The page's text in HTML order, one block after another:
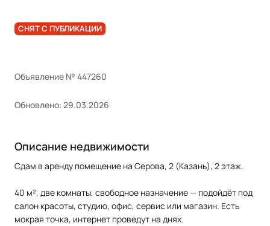
СНЯТ С ПУБЛИКАЦИИ
Объявление № 447260
Обновлено: 29.03.2026
Описание недвижимости
Сдам в аренду помещение на Серова, 2 (Казань), 2 этаж.
40 м², две комнаты, свободное назначение — подойдёт под
салон красоты, студию, офис, сервис или магазин. Есть
мокрая точка, интернет проведут на днях.